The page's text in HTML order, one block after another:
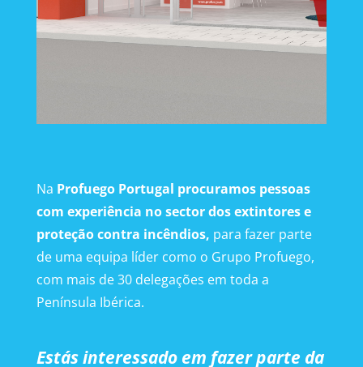
Na Profuego Portugal procuramos pessoas
com experiência no sector dos extintores e
proteção contra incêndios, para fazer parte
de uma equipa líder como o Grupo Profuego,
com mais de 30 delegações em toda a
Península Ibérica.
Estás interessado em fazer parte da